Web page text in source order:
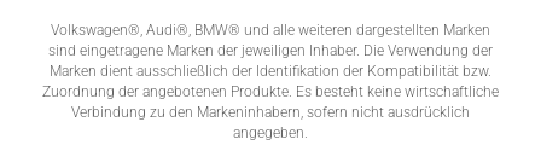
Volkswagen®, Audi®, BMW® und alle weiteren dargestellten Marken
sind eingetragene Marken der jeweiligen Inhaber. Die Verwendung der
Marken dient ausschließlich der Identifikation der Kompatibilität bzw.
Zuordnung der angebotenen Produkte. Es besteht keine wirtschaftliche
Verbindung zu den Markeninhabern, sofern nicht ausdrücklich
angegeben.